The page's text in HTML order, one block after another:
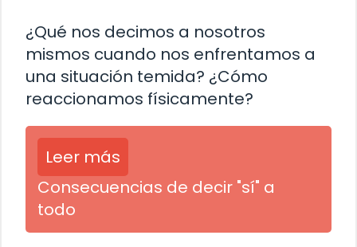
¿Qué nos decimos a nosotros
mismos cuando nos enfrentamos a
una situación temida? ¿Cómo
reaccionamos físicamente?
Leer más
Consecuencias de decir "sí" a
todo